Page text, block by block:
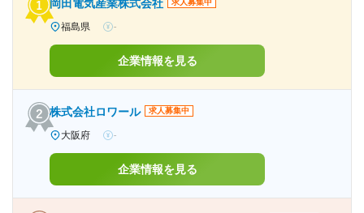
岡田電気産業株式会社 求人募集中
福島県 -
企業情報を見る
株式会社ロワール 求人募集中
大阪府 -
企業情報を見る